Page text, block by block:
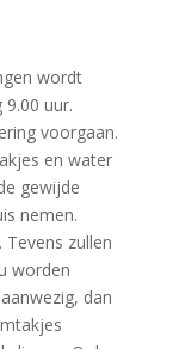
wordt
uur.
voorgaan.
en water
gewijde
nemen.
zullen
worden
dan